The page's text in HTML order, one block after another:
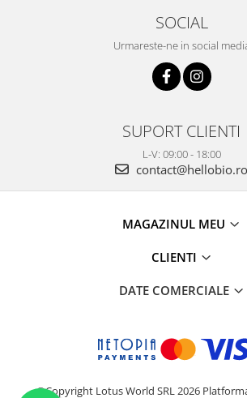
SOCIAL
Urmareste-ne in social
SUPORT CLIENTI
L-V: 09:00 - 18:00
contact@hellobio.ro
MAGAZINUL MEU
CLIENTI
DATE COMERCIALE
©Copyright Lotus World SRL 2026